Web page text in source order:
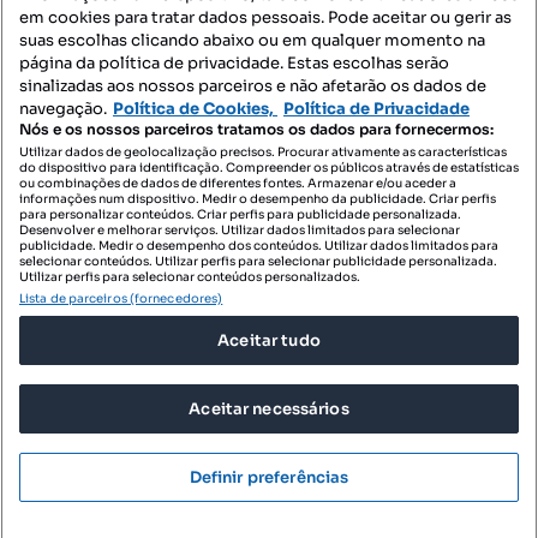
Mensagens
Ligar
Contacte-nos
SIGA-NOS:
DESCARREGAR NA:
© 2026 Imovirtual.com, OLX Portugal, S.A.
POLÍTICA DE PRIVACIDADE
em cookies para tratar dados pessoais. Pode aceitar ou gerir as
suas escolhas clicando abaixo ou em qualquer momento na
página da política de privacidade. Estas escolhas serão
sinalizadas aos nossos parceiros e não afetarão os dados de
navegação. Política de Cookies, Política de Privacidade
Nós e os nossos parceiros tratamos os dados para fornecermos:
Utilizar dados de geolocalização precisos. Procurar ativamente as características
do dispositivo para identificação. Compreender os públicos através de estatísticas
ou combinações de dados de diferentes fontes. Armazenar e/ou aceder a
informações num dispositivo. Medir o desempenho da publicidade. Criar perfis
para personalizar conteúdos. Criar perfis para publicidade personalizada.
Desenvolver e melhorar serviços. Utilizar dados limitados para selecionar
publicidade. Medir o desempenho dos conteúdos. Utilizar dados limitados para
selecionar conteúdos. Utilizar perfis para selecionar publicidade personalizada.
Utilizar perfis para selecionar conteúdos personalizados.
Lista de parceiros (fornecedores)
Aceitar tudo
Aceitar necessários
Definir preferências